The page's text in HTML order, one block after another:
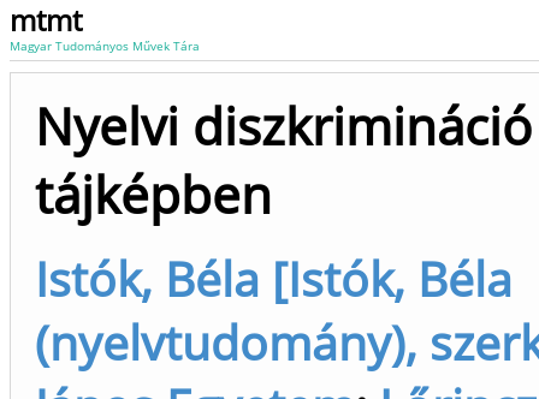
mtmt
Magyar Tudományos Művek Tára
Nyelvi
tájképben
Istók, Béla [Istók, Béla
(nyelvtudomány),